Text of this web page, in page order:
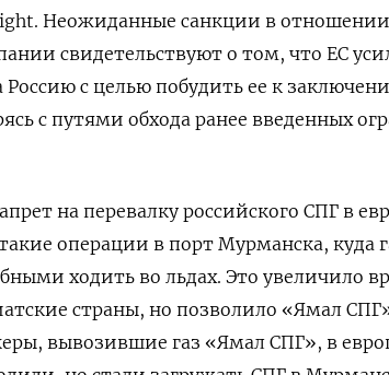
Неожиданные санкции в
свидетельствуют о том, что ЕС
Россию с целью побудить ее к
с путями обхода ранее введенных
на перевалку российского СПГ в
операции в порт Мурманска, куда
ходить во льдах. Это увеличило
страны, но позволило «Ямал
вывозившие газ «Ямал СПГ», в